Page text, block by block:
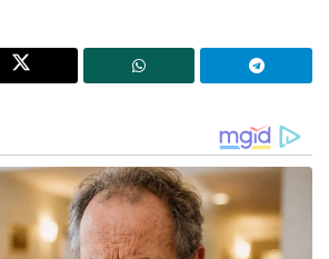
ട്രാൻസിറ്റ് ഹോസ്റ്റലും നാല്
പ്രധാനമന്ത്രി ഉദ്ഘാടനം
പദ്ധതികൾ, റെയിൽവേയും
അതോറിറ്റിയും (വിഡിഎ)
എന്നിവയിലൂടെ
വലിയ ഉത്തേജനം ലഭിക്കും.